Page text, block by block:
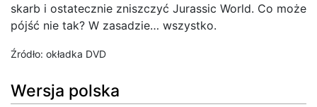
skarb i ostatecznie zniszczyć Jurassic World. Co może
pójść nie tak? W zasadzie… wszystko.
Źródło: okładka DVD
Wersja polska